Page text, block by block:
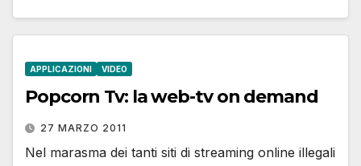
APPLICAZIONI VIDEO
Popcorn Tv: la web-tv on demand
27 MARZO 2011
Nel marasma dei tanti siti di streaming online illegali